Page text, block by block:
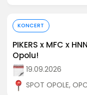
Kup bilet
KONCERT
PIKERS x MFC x
Opolu!
19.09.2026
SPOT OPOLE,